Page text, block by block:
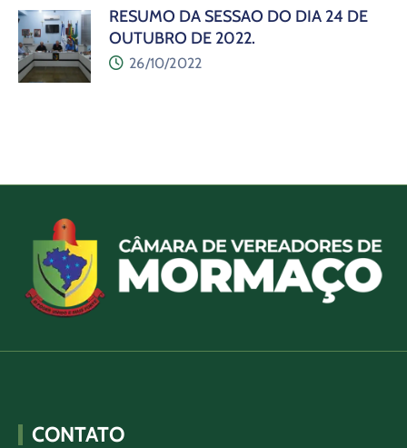
RESUMO DA SESSÃO DO DIA 24 DE
OUTUBRO DE 2022.
26/10/2022
CONTATO